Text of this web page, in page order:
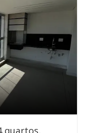
quartos,